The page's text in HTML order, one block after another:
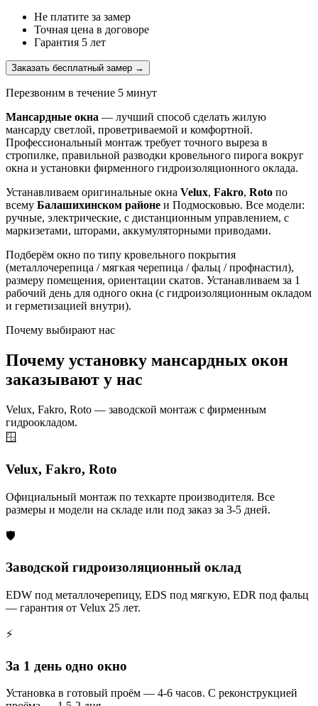
Не платите за замер
Точная цена в договоре
Гарантия 5 лет
Заказать бесплатный замер →
Перезвоним в течение 5 минут
Мансардные окна — лучший способ сделать жилую
мансарду светлой, проветриваемой и комфортной.
Профессиональный монтаж требует точного выреза в
стропилке, правильной разводки кровельного пирога вокруг
окна и установки фирменного гидроизоляционного оклада.
Устанавливаем оригинальные окна Velux, Fakro, Roto по
всему Балашихинском районе и Подмосковью. Все модели:
ручные, электрические, с дистанционным управлением, с
маркизетами, шторами, аккумуляторными приводами.
Подберём окно по типу кровельного покрытия
(металлочерепица / мягкая черепица / фальц / профнастил),
размеру помещения, ориентации скатов. Устанавливаем за 1
рабочий день для одного окна (с гидроизоляционным окладом
и герметизацией внутри).
Почему выбирают нас
Почему установку мансардных окон
заказывают у нас
Velux, Fakro, Roto — заводской монтаж с фирменным
гидроокладом.
🪟
Velux, Fakro, Roto
Официальный монтаж по техкарте производителя. Все
размеры и модели на складе или под заказ за 3-5 дней.
🛡️
Заводской гидроизоляционный оклад
EDW под металлочерепицу, EDS под мягкую, EDR под фальц
— гарантия от Velux 25 лет.
⚡
За 1 день одно окно
Установка в готовый проём — 4-6 часов. С реконструкцией